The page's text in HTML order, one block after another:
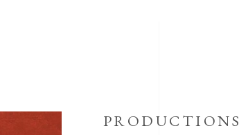
PRODUCTIONS